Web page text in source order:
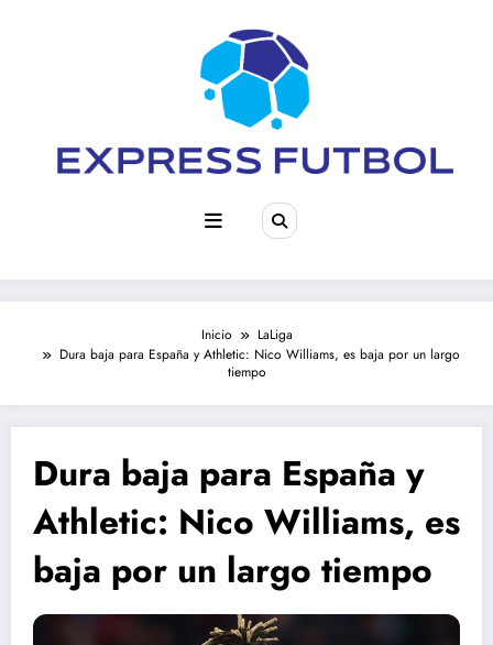
Inicio
LaLiga
Dura baja para España y Athletic: Nico Williams, es baja por un largo
tiempo
Dura baja para España y
Athletic: Nico Williams, es
baja por un largo tiempo